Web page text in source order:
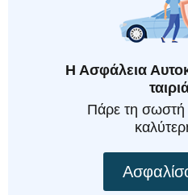
Η Ασφάλεια
Πάρε τη σωστή